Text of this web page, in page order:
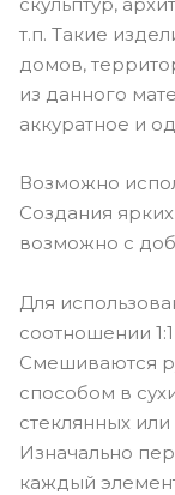
т.п. Такие
домов,
из данного
аккуратное и
Возможно
Создания
возможно с
Для
соотношении
Смешиваются
способом в
стеклянных
Изначально
каждый